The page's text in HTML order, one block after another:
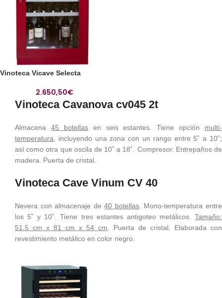
Vinoteca Vicave Selecta
2.650,50€
Vinoteca Cavanova cv045 2t
Almacena 45 botellasen seis estantes. Tiene opción multi-
temperatura , incluyendo una zona con un rango entre 5˚ a 10˚;
así como otra que oscila de 10˚ a 18˚. Compresor. Entrepaños de
madera. Puerta de cristal.
Vinoteca Cave Vinum CV 40
Nevera con almacenaje de40 botellas. Mono-temperatura entre
los 5˚ y 10˚. Tiene tres estantes antigoteo metálicos. Tamaño:
51.5 cm x 81 cm x 54 cm . Puerta de cristal. Elaborada con
revestimiento metálico en color negro.